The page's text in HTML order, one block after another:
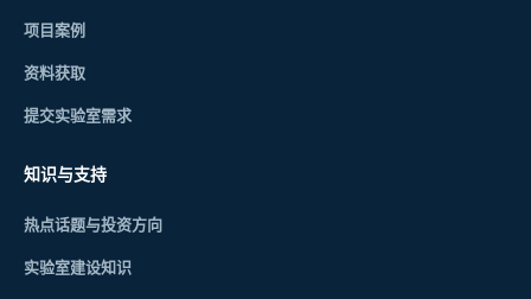
项目案例
资料获取
提交实验室需求
知识与支持
热点话题与投资方向
实验室建设知识